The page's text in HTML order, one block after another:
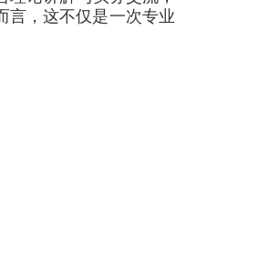
言，这不仅是一次专业